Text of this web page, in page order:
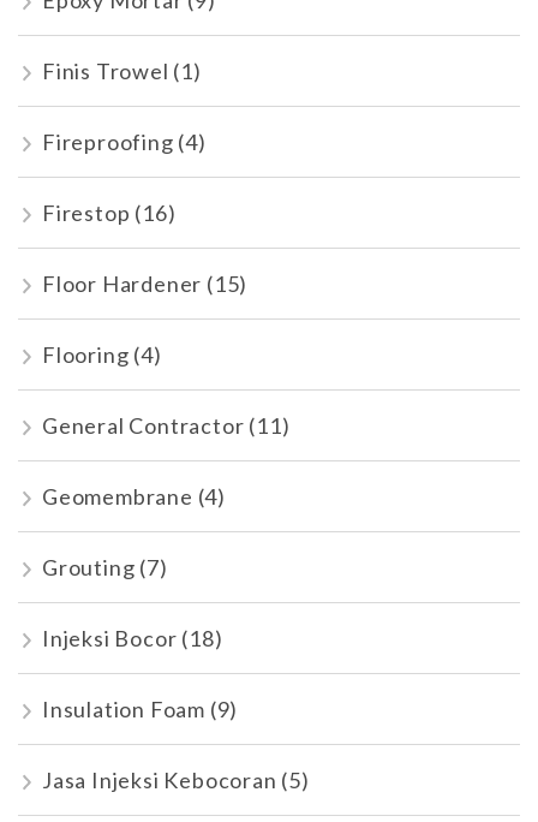
Finis Trowel (1)
Fireproofing (4)
Firestop (16)
Floor Hardener (15)
Flooring (4)
General Contractor (11)
Geomembrane (4)
Grouting (7)
Injeksi Bocor (18)
Insulation Foam (9)
Jasa Injeksi Kebocoran (5)